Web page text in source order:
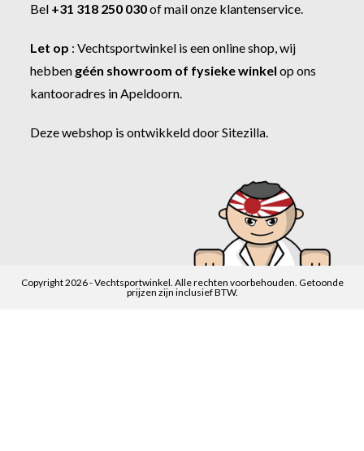
Bel +31 318 250 030ofmail onze klantenservice.
Let op :Vechtsportwinkel is een online shop, wij
hebben géén showroom of fysieke winkel op ons
kantooradres in Apeldoorn.
Deze webshop is ontwikkeld doorSitezilla.
Copyright 2026 - Vechtsportwinkel. Alle rechten voorbehouden. Getoonde
prijzen zijn inclusief BTW.